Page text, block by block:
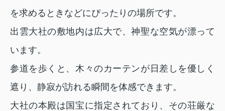
を求めるときなどにぴったりの場所です。
出雲大社の敷地内は広大で、神聖な空気が漂って
います。
参道を歩くと、木々のカーテンが日差しを優しく
遮り、静寂が訪れる瞬間を体感できます。
大社の本殿は国宝に指定されており、その荘厳な